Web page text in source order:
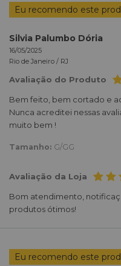
Eu recomendo este
Silvia Palumbo Dória
16/05/2025
Rio de Janeiro / RJ
Avaliação do Produto
Bem feito, bem cortado e
Nunca acreditei nessas
muito bem !
Tamanho: G/GG
Avaliação da Loja
Bom atendimento,
produtos ótimos!
Eu recomendo este